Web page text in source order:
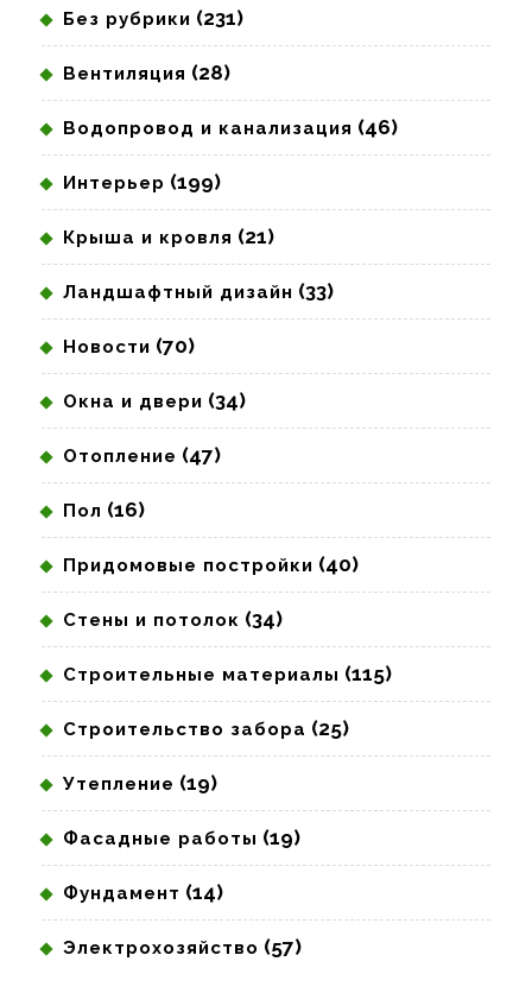
Без рубрики (231)
Вентиляция (28)
Водопровод и канализация (46)
Интерьер (199)
Крыша и кровля (21)
Ландшафтный дизайн (33)
Новости (70)
Окна и двери (34)
Отопление (47)
Пол (16)
Придомовые постройки (40)
Стены и потолок (34)
Строительные материалы (115)
Строительство забора (25)
Утепление (19)
Фасадные работы (19)
Фундамент (14)
Электрохозяйство (57)